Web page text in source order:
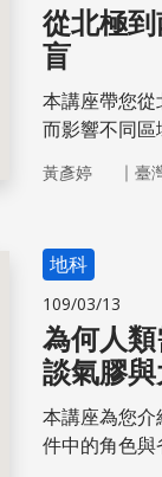
從北極
盲
本講座帶您從
而影響不同區
黃彥婷 ｜ 臺
地科
109/03/13
為何人
談氣膠
本講座為您介
件中的角色與